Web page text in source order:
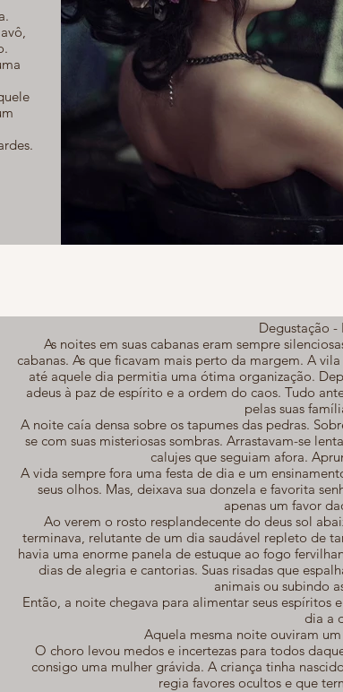
Degustação -
As noites em suas cabanas eram sempre
cabanas. As que ficavam mais perto da margem. A
até aquele dia permitia uma ótima organização.
adeus à paz de espírito e a ordem do caos. Tudo
pelas suas
A noite caía densa sobre os tapumes das pedras.
se com suas misteriosas sombras. Arrastavam-se
calujes que seguiam afora.
A vida sempre fora uma festa de dia e um
seus olhos. Mas, deixava sua donzela e favorita
apenas um favor
Ao verem o rosto resplandecente do deus sol
terminava, relutante de um dia saudável repleto de
havia uma enorme panela de estuque ao fogo
dias de alegria e cantorias. Suas risadas que
animais ou subindo
Então, a noite chegava para alimentar seus espíritos
dia a
Aquela mesma noite ouviram
O choro levou medos e incertezas para todos
consigo uma mulher grávida. A criança tinha
regia favores ocultos e que